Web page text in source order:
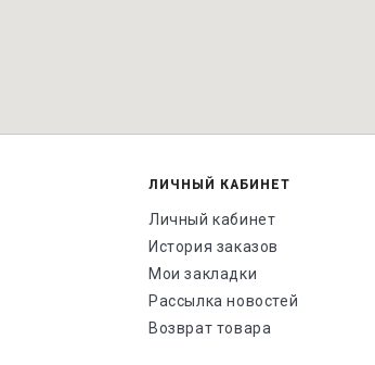
ЛИЧНЫЙ КАБИНЕТ
Личный кабинет
История заказов
Мои закладки
Рассылка новостей
Возврат товара